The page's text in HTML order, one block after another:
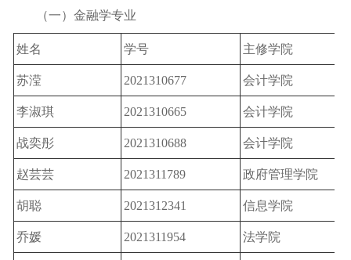
（一）金融学专业
姓名 学号 主修学院
苏滢 2021310677 会计学院
李淑琪 2021310665 会计学院
战奕彤 2021310688 会计学院
赵芸芸 2021311789 政府管理学院
胡聪 2021312341 信息学院
乔媛 2021311954 法学院